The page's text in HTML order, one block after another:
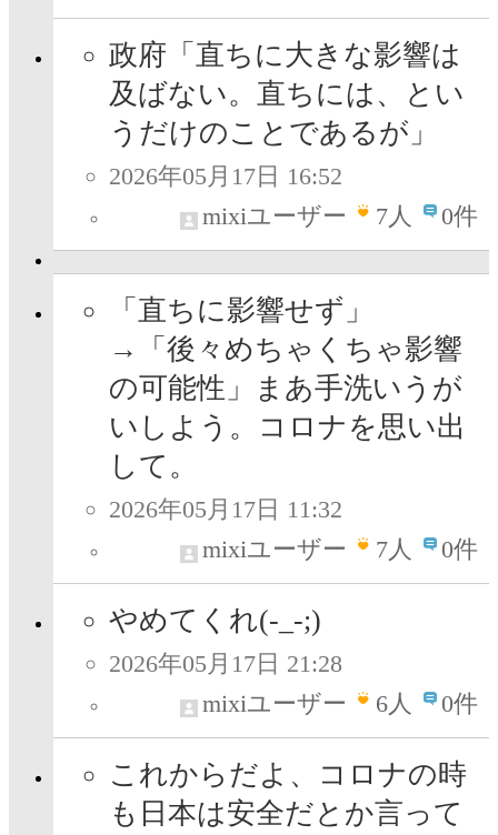
政府「直ちに大きな影響は
及ばない。直ちには、とい
うだけのことであるが」
2026年05月17日 16:52
mixiユーザー
7人 0件
「直ちに影響せず」
→「後々めちゃくちゃ影響
の可能性」まあ手洗いうが
いしよう。コロナを思い出
して。
2026年05月17日 11:32
mixiユーザー
7人 0件
やめてくれ(⁠-⁠_⁠-⁠;⁠)
2026年05月17日 21:28
mixiユーザー
6人 0件
これからだよ、コロナの時
も日本は安全だとか言って